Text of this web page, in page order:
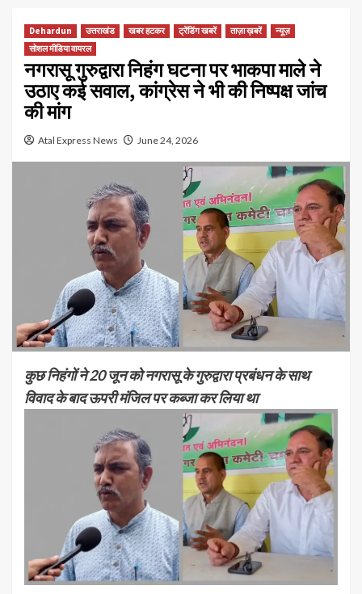
Dehardun उत्तराखंड खबर हटकर ट्रेंडिंग खबरें ताज़ा ख़बरें
न्यूज़
सोशल मीडिया वायरल
नगरासू गुरुद्वारा निहंग घटना पर भाकपा माले ने
उठाए कई सवाल, कांग्रेस ने भी की निष्पक्ष जांच
की मांग
Atal Express News June 24, 2026
कुछ निहंगों ने 20 जून को नगरासू के गुरुद्वारा प्रबंधन के साथ
विवाद के बाद ऊपरी मंजिल पर कब्जा कर लिया था